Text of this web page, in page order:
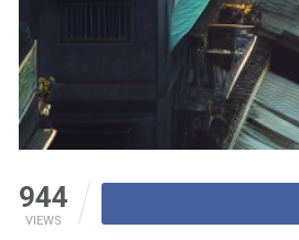
944
VIEWS